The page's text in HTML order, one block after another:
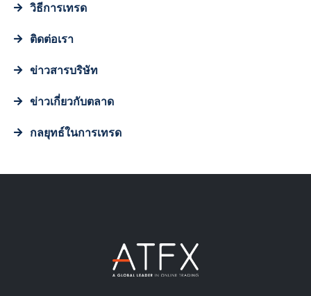
วิธีการเทรด
ติดต่อเรา
ข่าวสารบริษัท
ข่าวเกี่ยวกับตลาด
กลยุทธ์ในการเทรด